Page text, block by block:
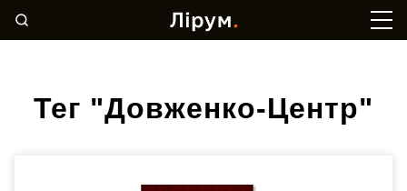
Тег "Довженко-Центр"